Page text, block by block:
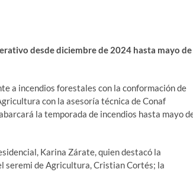
desde diciembre de 2024 hasta mayo de
a incendios forestales con la conformación de
con la asesoría técnica de Conaf
la temporada de incendios hasta mayo
Karina Zárate, quien destacó la
seremi de Agricultura, Cristian Cortés; la